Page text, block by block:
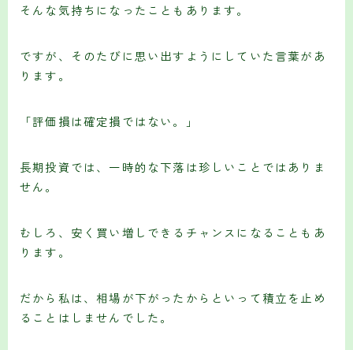
そんな気持ちになったこともあります。
ですが、そのたびに思い出すようにしていた言葉があ
ります。
「評価損は確定損ではない。」
長期投資では、一時的な下落は珍しいことではありま
せん。
むしろ、安く買い増しできるチャンスになることもあ
ります。
だから私は、相場が下がったからといって積立を止め
ることはしませんでした。